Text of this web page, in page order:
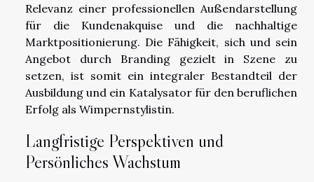
Relevanz einer professionellen Außendarstellung
für die Kundenakquise und die nachhaltige
Marktpositionierung. Die Fähigkeit, sich und sein
Angebot durch Branding gezielt in Szene zu
setzen, ist somit ein integraler Bestandteil der
Ausbildung und ein Katalysator für den beruflichen
Erfolg als Wimpernstylistin.
Langfristige Perspektiven und
Persönliches Wachstum